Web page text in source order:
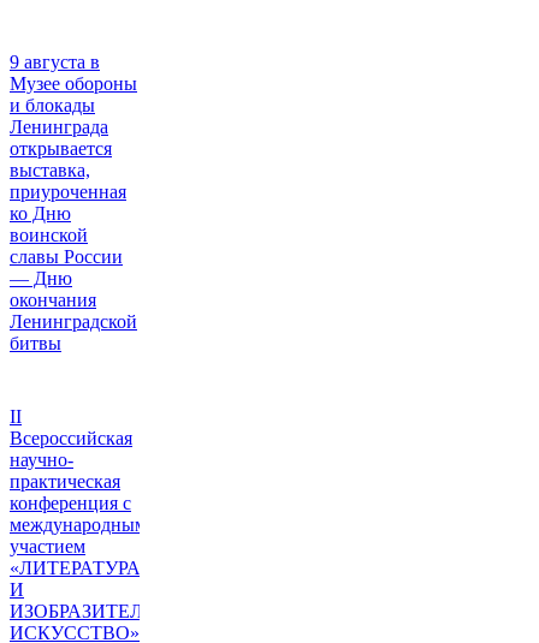
9 августа в
Музее обороны
и блокады
Ленинграда
открывается
выставка,
приуроченная
ко Дню
воинской
славы России
— Дню
окончания
Ленинградской
битвы
II
Всероссийская
научно-
практическая
конференция с
международным
участием
«ЛИТЕРАТУРА
И
ИЗОБРАЗИТЕЛЬНОЕ
ИСКУССТВО»